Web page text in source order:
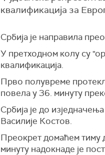
квалификација за
Србија је направила
У претходном колу су
квалификација.
Прво полувреме
повела у 36. минуту
Србија је до
Василије Костов.
Преокрет домаћем тиму
минуту надокнаде је